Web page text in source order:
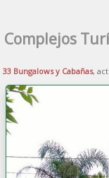
Complejos
33 Bungalows y Cabañas,